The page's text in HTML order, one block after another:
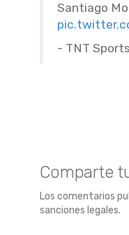
Santiago
- TNT
Comparte
Los comentarios
sanciones legales.